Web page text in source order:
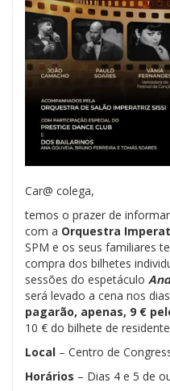
Car@ colega,
temos o prazer de
com a Orquestra
SPM e os seus familiares
compra dos bilhetes
sessões do espetáculo
será levado a cena nos
pagarão, apenas, 9 €
10 € do bilhete de
Local – Centro de
Horários – Dias 4 e 5 de